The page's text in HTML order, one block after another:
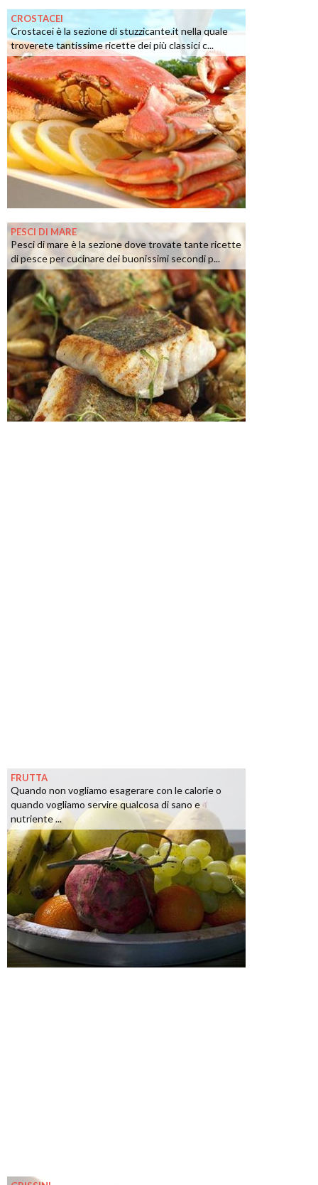
CROSTACEI
Crostacei è la sezione di stuzzicante.it nella quale
troverete tantissime ricette dei più classici c...
PESCI DI MARE
Pesci di mare è la sezione dove trovate tante ricette
di pesce per cucinare dei buonissimi secondi p...
FRUTTA
Quando non vogliamo esagerare con le calorie o
quando vogliamo servire qualcosa di sano e
nutriente ...